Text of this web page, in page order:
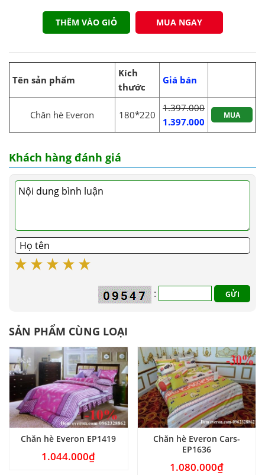
THÊM VÀO GIỎ MUA NGAY
Tên sản phẩm
Kích
thước
Giá bán
Chăn hè Everon 180*220
1.397.000
1.397.000
MUA
Khách hàng đánh giá
:
SẢN PHẨM CÙNG LOẠI
hè Everon EP1419
1.044.000₫
Chăn hè Everon Cars-
EP1636
1.080.000₫